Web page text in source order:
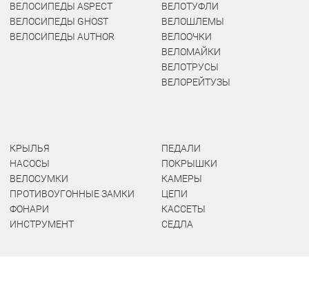
ВЕЛОСИПЕДЫ ASPECT
ВЕЛОСИПЕДЫ GHOST
ВЕЛОСИПЕДЫ AUTHOR
ВЕЛОТУФЛИ
ВЕЛОШЛЕМЫ
ВЕЛООЧКИ
ВЕЛОМАЙКИ
ВЕЛОТРУСЫ
ВЕЛОРЕЙТУЗЫ
КРЫЛЬЯ
НАСОСЫ
ВЕЛОСУМКИ
ПРОТИВОУГОННЫЕ ЗАМКИ
ФОНАРИ
ИНСТРУМЕНТ
ПЕДАЛИ
ПОКРЫШКИ
КАМЕРЫ
ЦЕПИ
КАССЕТЫ
СЕДЛА